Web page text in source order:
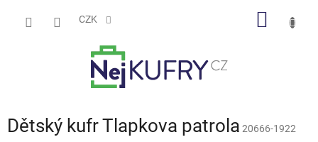
CZK
Dětský kufr Tlapkova patrola 20666-1922